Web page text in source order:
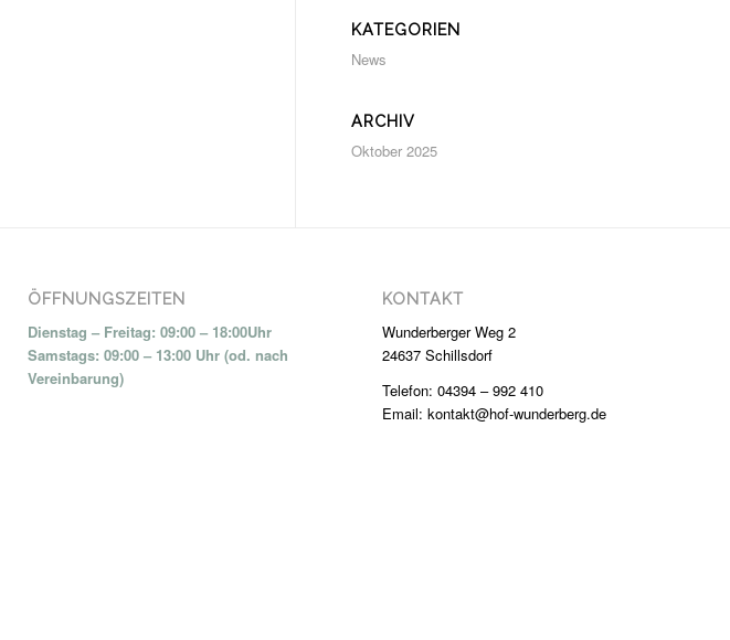
KATEGORIEN
News
ARCHIV
Oktober 2025
ÖFFNUNGSZEITEN
Dienstag – Freitag: 09:00 – 18:00Uhr
Samstags: 09:00 – 13:00 Uhr (od. nach
Vereinbarung)
KONTAKT
Wunderberger Weg 2
24637 Schillsdorf
Telefon: 04394 – 992 410
Email: kontakt@hof-wunderberg.de